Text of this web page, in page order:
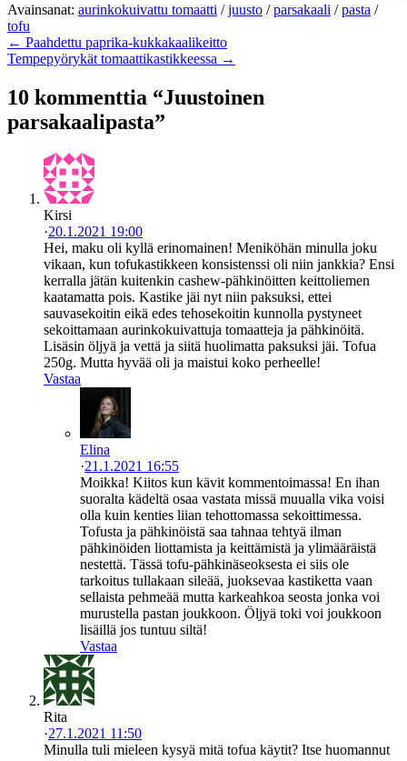
Avainsanat: aurinkokuivattu tomaatti /juusto /parsakaali /pasta /
tofu
← Paahdettu paprika-kukkakaalikeitto
Tempepyörykät tomaattikastikkeessa →
10 kommenttia “Juustoinen
parsakaalipasta”
Kirsi
·20.1.2021 19:00
Hei, maku oli kyllä erinomainen! Meniköhän minulla joku
vikaan, kun tofukastikkeen konsistenssi oli niin jankkia? Ensi
kerralla jätän kuitenkin cashew-pähkinöitten keittoliemen
kaatamatta pois. Kastike jäi nyt niin paksuksi, ettei
sauvasekoitin eikä edes tehosekoitin kunnolla pystyneet
sekoittamaan aurinkokuivattuja tomaatteja ja pähkinöitä.
Lisäsin öljyä ja vettä ja siitä huolimatta paksuksi jäi. Tofua
250g. Mutta hyvää oli ja maistui koko perheelle!
Vastaa
Elina
·21.1.2021 16:55
Moikka! Kiitos kun kävit kommentoimassa! En ihan
suoralta kädeltä osaa vastata missä muualla vika voisi
olla kuin kenties liian tehottomassa sekoittimessa.
Tofusta ja pähkinöistä saa tahnaa tehtyä ilman
pähkinöiden liottamista ja keittämistä ja ylimääräistä
nestettä. Tässä tofu-pähkinäseoksesta ei siis ole
tarkoitus tullakaan sileää, juoksevaa kastiketta vaan
sellaista pehmeää mutta karkeahkoa seosta jonka voi
murustella pastan joukkoon. Öljyä toki voi joukkoon
lisäillä jos tuntuu siltä!
Vastaa
Rita
·27.1.2021 11:50
Minulla tuli mieleen kysyä mitä tofua käytit? Itse huomannut